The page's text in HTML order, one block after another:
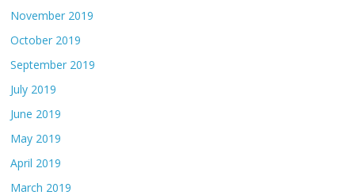
November 2019
October 2019
September 2019
July 2019
June 2019
May 2019
April 2019
March 2019